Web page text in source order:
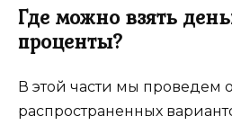
Где можно взять
проценты?
В этой части мы проведем
распространенных